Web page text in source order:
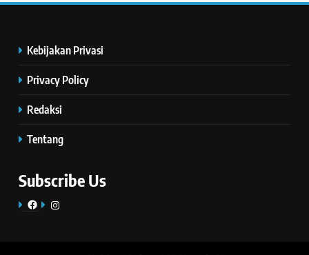
Kebijakan Privasi
Privacy Policy
Redaksi
Tentang
Subscribe Us
FacebookInstagram